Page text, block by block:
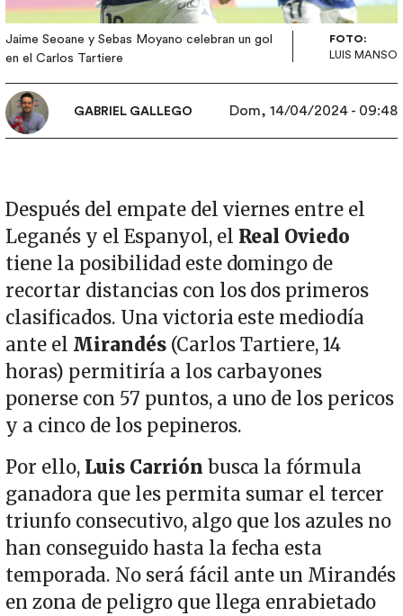
Jaime Seoane y Sebas Moyano celebran un gol
en el Carlos Tartiere
FOTO:
LUIS MANSO
GABRIEL GALLEGO Dom, 14/04/2024 - 09:48
Después del empate del viernes entre el
Leganés y el Espanyol, el Real Oviedo
tiene la posibilidad este domingo de
recortar distancias con los dos primeros
clasificados. Una victoria este mediodía
ante el Mirandés(Carlos Tartiere, 14
horas) permitiría a los carbayones
ponerse con 57 puntos, a uno de los pericos
y a cinco de los pepineros.
Por ello, Luis Carrión busca la fórmula
ganadora que les permita sumar el tercer
triunfo consecutivo, algo que los azules no
han conseguido hasta la fecha esta
temporada. No será fácil ante un Mirandés
en zona de peligro que llega enrabietado